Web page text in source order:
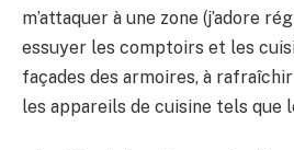
m’attaquer à une zone (j’adore
essuyer les comptoirs et les
façades des armoires, à
les appareils de cuisine tels que